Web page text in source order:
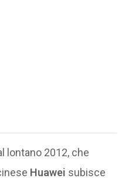
lontano 2012, che
Huawei subisce